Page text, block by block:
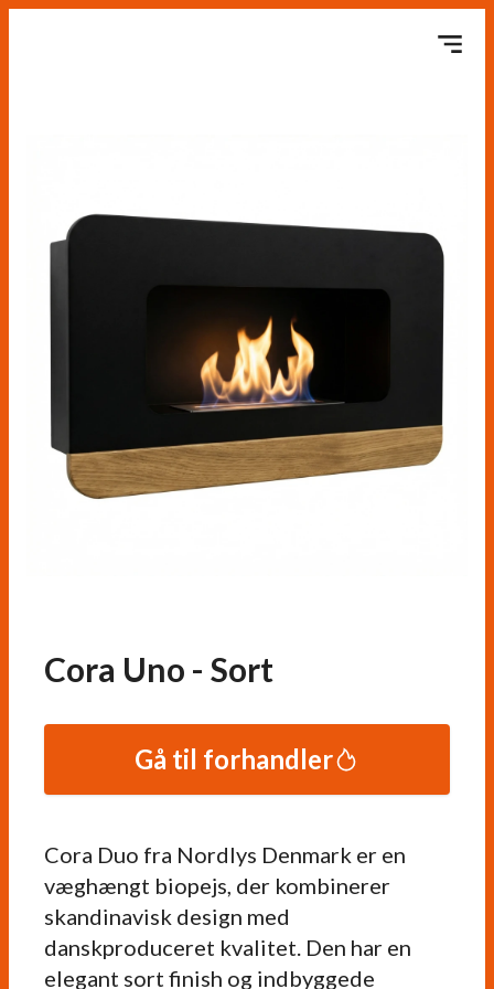
Cora Uno - Sort
Cora Duo fra Nordlys Denmark er en
væghængt biopejs, der kombinerer
skandinavisk design med
danskproduceret kvalitet. Den har en
elegant sort finish og indbyggede
Gå til forhandler